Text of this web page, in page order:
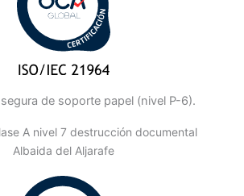
de soporte papel (nivel P-6).
A nivel 7 destrucción documental
Albaida del Aljarafe